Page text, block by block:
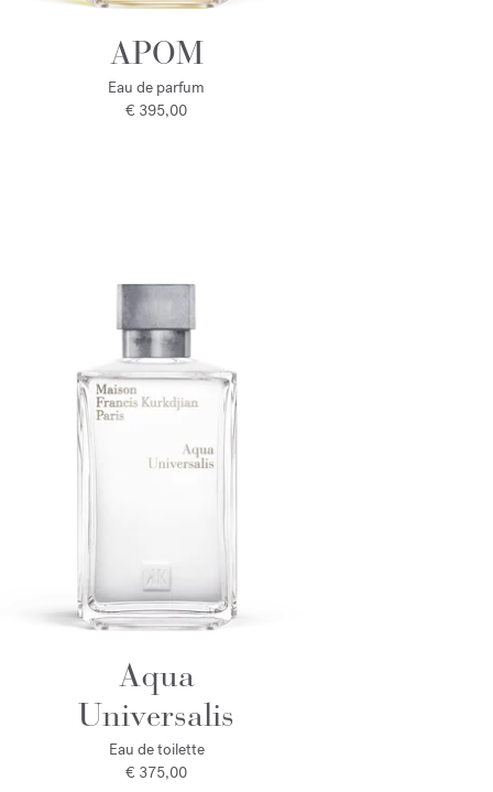
APOM
Eau de parfum
€ 395,00
Aqua
Universalis
Eau de toilette
€ 375,00